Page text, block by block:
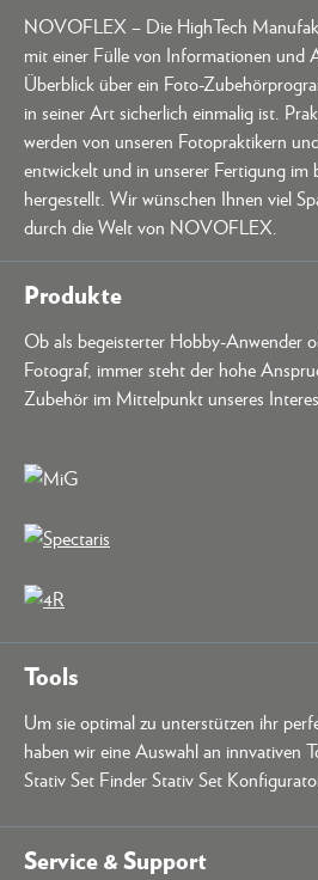
NOVOFLEX – Die HighTech
mit einer Fülle von Informationen und
Überblick über ein Foto-
in seiner Art sicherlich einmalig ist.
werden von unseren Fotopraktikern
entwickelt und in unserer Fertigung im
hergestellt. Wir wünschen Ihnen viel
durch die Welt von NOVOFLEX.
Produkte
Ob als begeisterter Hobby-Anwender
Fotograf, immer steht der hohe
Zubehör im Mittelpunkt unseres
Tools
Um sie optimal zu unterstützen ihr
haben wir eine Auswahl an innvativen
Stativ Set Finder Stativ Set
Service & Support